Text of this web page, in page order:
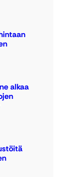
alkaa